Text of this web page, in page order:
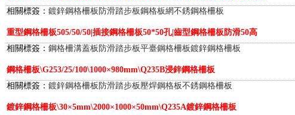
相關標簽： 鍍鋅鋼格柵板 防滑踏步板鋼格板網不銹鋼格柵板
重型鋼格柵板505/50/50|插接鋼格柵板50*50孔|齒型鋼格柵板防滑50高
相關標簽： 鋼格柵溝蓋板 防滑踏步板平臺鋼格柵板鍍鋅鋼格柵板
鋼格柵板\G253/25/100\1000×980mm\Q235B浸鋅鋼格柵板
相關標簽： 鍍鋅鋼格柵板 防滑踏步板壓焊鋼格板不銹鋼格柵板
鍍鋅鋼格柵板\30×5mm\2000×1000×50mm\Q235A鍍鋅鋼格柵板